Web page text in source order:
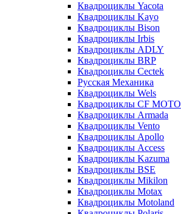
Квадроциклы Yacota
Квадроциклы Kayo
Квадроциклы Bison
Квадроциклы Irbis
Квадроциклы ADLY
Квадроциклы BRP
Квадроциклы Cectek
Русская Механика
Квадроциклы Wels
Квадроциклы CF MOTO
Квадроциклы Armada
Квадроциклы Vento
Квадроциклы Apollo
Квадроциклы Access
Квадроциклы Kazuma
Квадроциклы BSE
Квадроциклы Mikilon
Квадроциклы Motax
Квадроциклы Motoland